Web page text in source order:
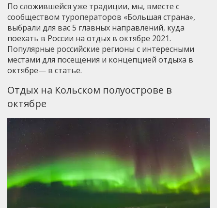
По сложившейся уже традиции, мы, вместе с
сообществом туроператоров «Большая страна»,
выбрали для вас 5 главных направлений, куда
поехать в России на отдых в октябре 2021.
Популярные российские регионы с интересными
местами для посещения и концепцией отдыха в
октябре— в статье.
Отдых на Кольском полуострове в
октябре